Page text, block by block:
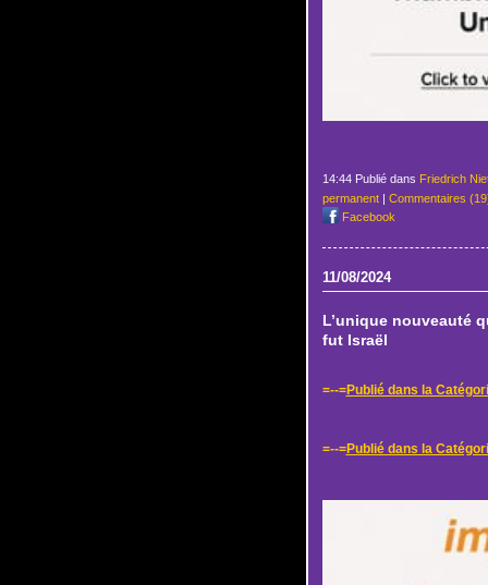
14:44 Publié dans Friedrich
permanent| Commentaires
Facebook
11/08/2024
L’unique nouveauté
fut Israël
=--=Publié dans la
=--=Publié dans la